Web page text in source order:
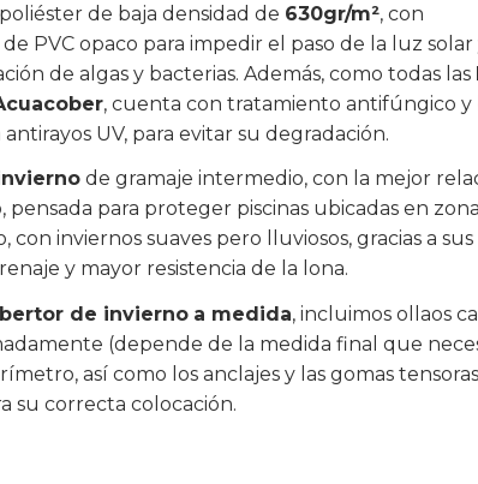
de baja densidad de 630gr/m², con
PVC opaco para impedir el paso de la luz solar
de algas y bacterias. Además, como todas las
, cuenta con tratamiento antifúngico y
UV, para evitar su degradación.
de gramaje intermedio, con la mejor
pensada para proteger piscinas ubicadas en
con inviernos suaves pero lluviosos, gracias a sus
y mayor resistencia de la lona.
de invierno a medida, incluimos ollaos
(depende de la medida final que
así como los anclajes y las gomas tensoras
su correcta colocación.